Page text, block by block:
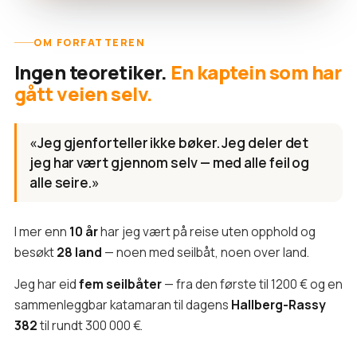
OM FORFATTEREN
Ingen teoretiker. En kaptein som har
gått veien selv.
«Jeg gjenforteller ikke bøker. Jeg deler det
jeg har vært gjennom selv — med alle feil og
alle seire.»
I mer enn 10 århar jeg vært på reise uten opphold og
besøkt28 land — noen med seilbåt, noen over land.
Jeg har eidfem seilbåter— fra den første til 1200 € og en
sammenleggbar katamaran til dagens Hallberg-Rassy
382til rundt 300 000 €.